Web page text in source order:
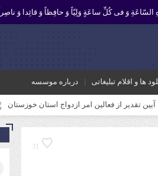
وَ فی کُلِّ ساعَةٍ وَلِیّاً وَ حافِظاً وَ قائِدا ‏وَ
ها و اقلام تبلیغاتی درباره موسسه
ازدواج استان خوزستان محمد رشیدیان
31